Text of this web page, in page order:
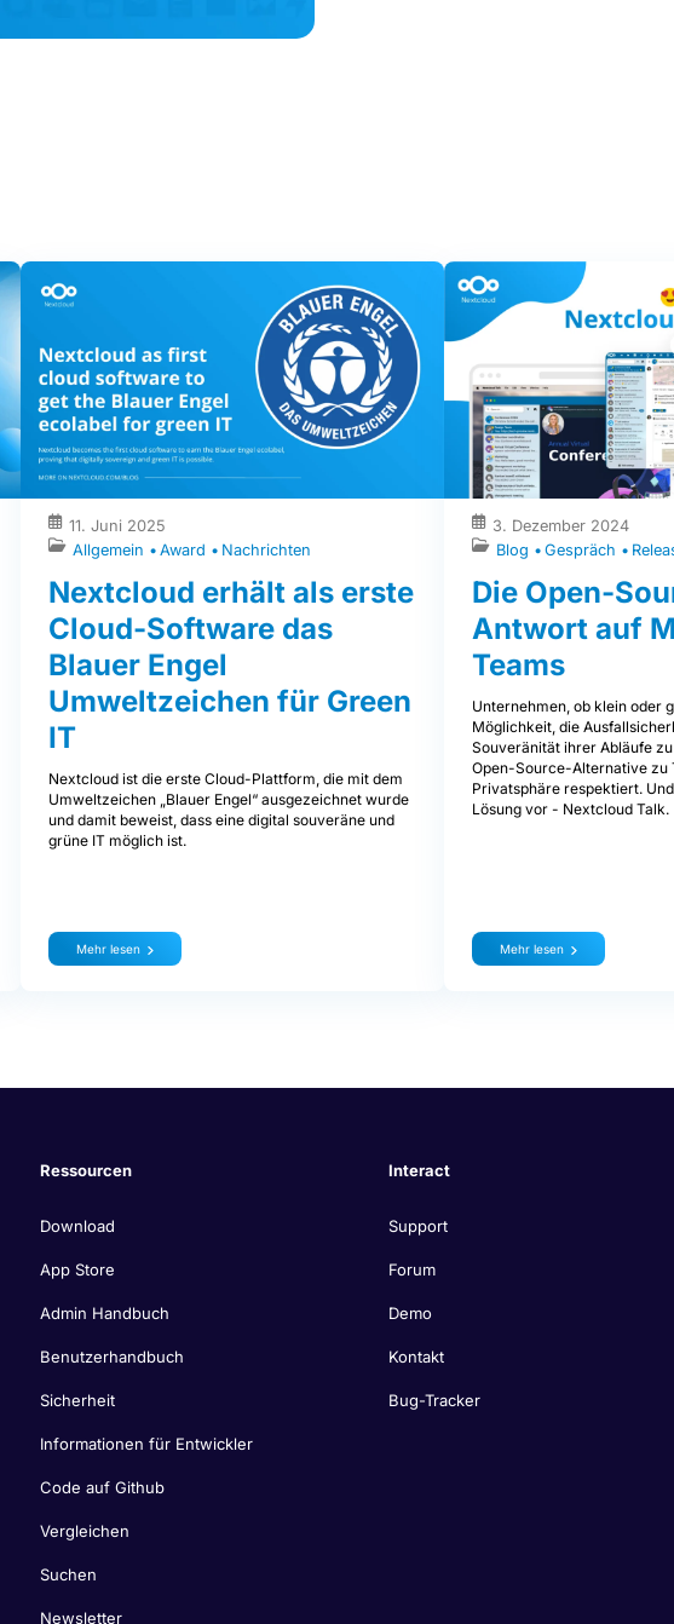
11. Juni 2025
Allgemein
Award Nachrichten
Nextcloud erhält als erste
Cloud-Software das
Blauer Engel
Umweltzeichen für Green
IT
Nextcloud ist die erste Cloud-Plattform, die mit dem
Umweltzeichen „Blauer Engel“ ausgezeichnet wurde
und damit beweist, dass eine digital souveräne und
grüne IT möglich ist.
Mehr lesen
3. Dezember 2024
Blog
Gespräch
Die Open-
Antwort auf
Teams
Unternehmen, ob klein oder
Möglichkeit, die
Souveränität ihrer Abläufe
Open-Source-Alternative zu
Privatsphäre respektiert.
Lösung vor - Nextcloud Talk.
Mehr lesen
Ressourcen
Download
App Store
Admin Handbuch
Benutzerhandbuch
Sicherheit
Informationen für Entwickler
Code auf Github
Vergleichen
Suchen
Newsletter
Interact
Support
Forum
Demo
Kontakt
Bug-Tracker